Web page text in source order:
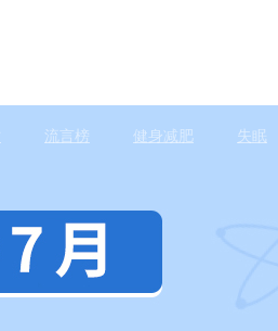
流言榜 健身减肥 失眠